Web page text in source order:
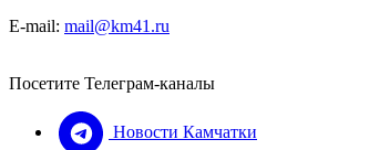
E-mail: mail@km41.ru
Посетите Телеграм-каналы
Новости Камчатки